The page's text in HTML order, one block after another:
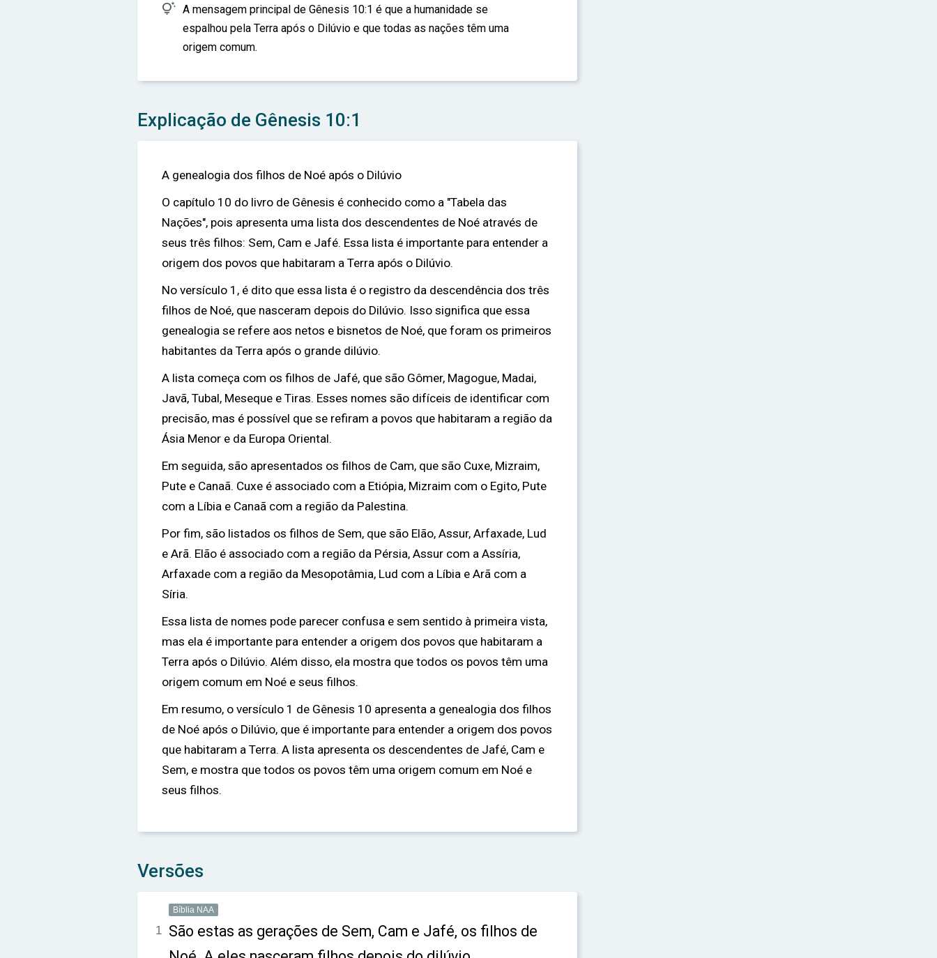
 A mensagem principal de Gênesis 10:1 é que a humanidade se
espalhou pela Terra após o Dilúvio e que todas as nações têm uma
origem comum.
Explicação de Gênesis 10:1
A genealogia dos filhos de Noé após o Dilúvio
O capítulo 10 do livro de Gênesis é conhecido como a "Tabela das
Nações", pois apresenta uma lista dos descendentes de Noé através de
seus três filhos: Sem, Cam e Jafé. Essa lista é importante para entender a
origem dos povos que habitaram a Terra após o Dilúvio.
No versículo 1, é dito que essa lista é o registro da descendência dos três
filhos de Noé, que nasceram depois do Dilúvio. Isso significa que essa
genealogia se refere aos netos e bisnetos de Noé, que foram os primeiros
habitantes da Terra após o grande dilúvio.
A lista começa com os filhos de Jafé, que são Gômer, Magogue, Madai,
Javã, Tubal, Meseque e Tiras. Esses nomes são difíceis de identificar com
precisão, mas é possível que se refiram a povos que habitaram a região da
Ásia Menor e da Europa Oriental.
Em seguida, são apresentados os filhos de Cam, que são Cuxe, Mizraim,
Pute e Canaã. Cuxe é associado com a Etiópia, Mizraim com o Egito, Pute
com a Líbia e Canaã com a região da Palestina.
Por fim, são listados os filhos de Sem, que são Elão, Assur, Arfaxade, Lud
e Arã. Elão é associado com a região da Pérsia, Assur com a Assíria,
Arfaxade com a região da Mesopotâmia, Lud com a Líbia e Arã com a
Síria.
Essa lista de nomes pode parecer confusa e sem sentido à primeira vista,
mas ela é importante para entender a origem dos povos que habitaram a
Terra após o Dilúvio. Além disso, ela mostra que todos os povos têm uma
origem comum em Noé e seus filhos.
Em resumo, o versículo 1 de Gênesis 10 apresenta a genealogia dos filhos
de Noé após o Dilúvio, que é importante para entender a origem dos povos
que habitaram a Terra. A lista apresenta os descendentes de Jafé, Cam e
Sem, e mostra que todos os povos têm uma origem comum em Noé e
seus filhos.
Versões
Bíblia NAA
1 São estas as gerações de Sem, Cam e Jafé, os filhos de